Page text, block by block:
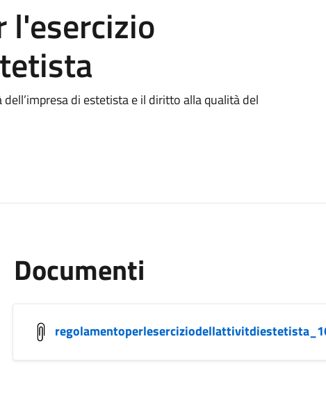
l'esercizio
di estetista e il diritto alla qualità del
Documenti